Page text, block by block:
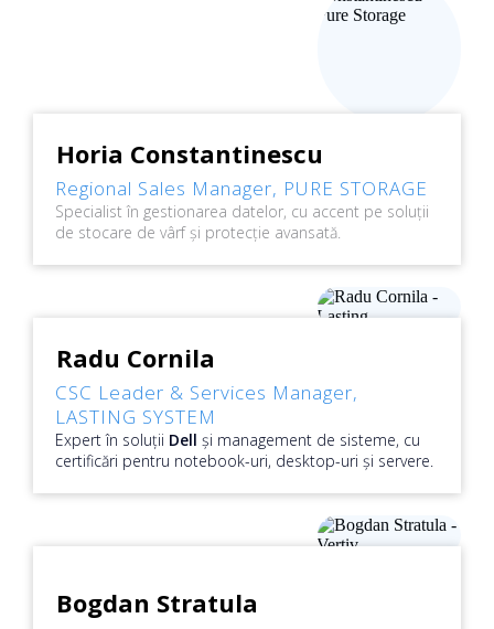
Horia Constantinescu
Regional Sales Manager, PURE STORAGE
Specialist în gestionarea datelor, cu accent pe soluții
de stocare de vârf și protecție avansată.
Radu Cornila
CSC Leader & Services Manager,
LASTING SYSTEM
Expert în soluții Dell și management de sisteme, cu
certificări pentru notebook-uri, desktop-uri și servere.
Bogdan Stratula